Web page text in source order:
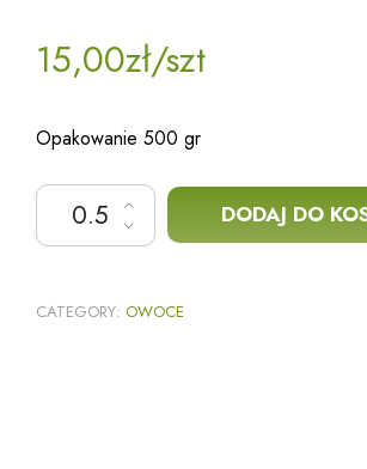
15,00zł/szt
Opakowanie 500 gr
ilość Malina 125gr
DODAJ DO
CATEGORY: OWOCE